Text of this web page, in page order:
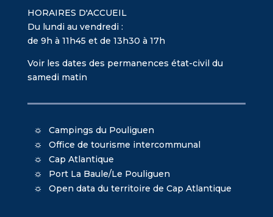
HORAIRES D'ACCUEIL
Du lundi au vendredi :
de 9h à 11h45 et de 13h30 à 17h
Voir les dates des permanences état-civil du
samedi matin
Campings du Pouliguen
Office de tourisme intercommunal
Cap Atlantique
Port La Baule/Le Pouliguen
Open data du territoire de Cap Atlantique